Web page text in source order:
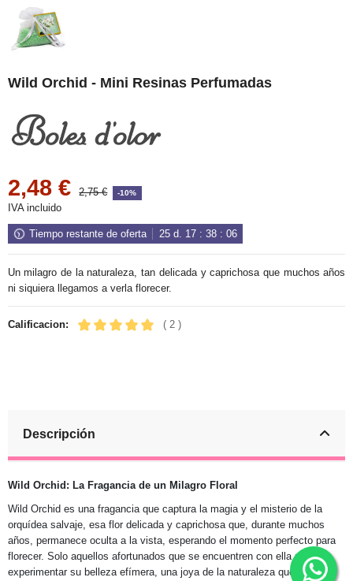
Wild Orchid - Mini Resinas Perfumadas
2,48 € 2,75 € -10%
IVA incluido
Tiempo restante de oferta 25d. 17: 38: 06
Un milagro de la naturaleza, tan delicada y caprichosa que muchos años
ni siquiera llegamos a verla florecer.
Calificacion: ( 2 )
Descripción
Wild Orchid: La Fragancia de un Milagro Floral
Wild Orchid es una fragancia que captura la magia y el misterio de la
orquídea salvaje, esa flor delicada y caprichosa que, durante muchos
años, permanece oculta a la vista, esperando el momento perfecto para
florecer. Solo aquellos afortunados que se encuentren con ella podrán
experimentar su belleza efímera, una joya de la naturaleza que hay que